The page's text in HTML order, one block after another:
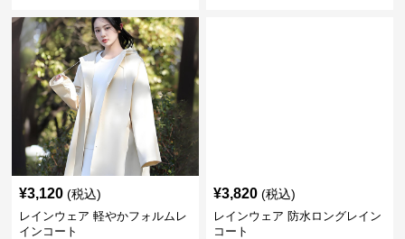
¥3,120 (税込)
レインウェア 軽やかフォルムレ
インコート
¥3,820 (税込)
レインウェア 防水ロングレイン
コート